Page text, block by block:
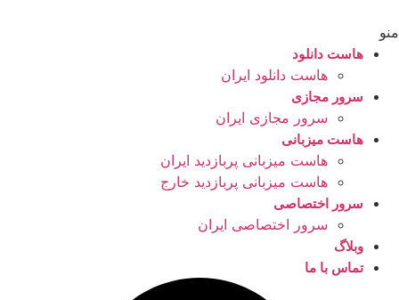
منو
هاست دانلود
هاست دانلود ایران
سرور مجازی
سرور مجازی ایران
هاست میزبانی
هاست میزبانی پربازدید ایران
هاست میزبانی پربازدید خارج
سرور اختصاصی
سرور اختصاصی ایران
وبلاگ
تماس با ما